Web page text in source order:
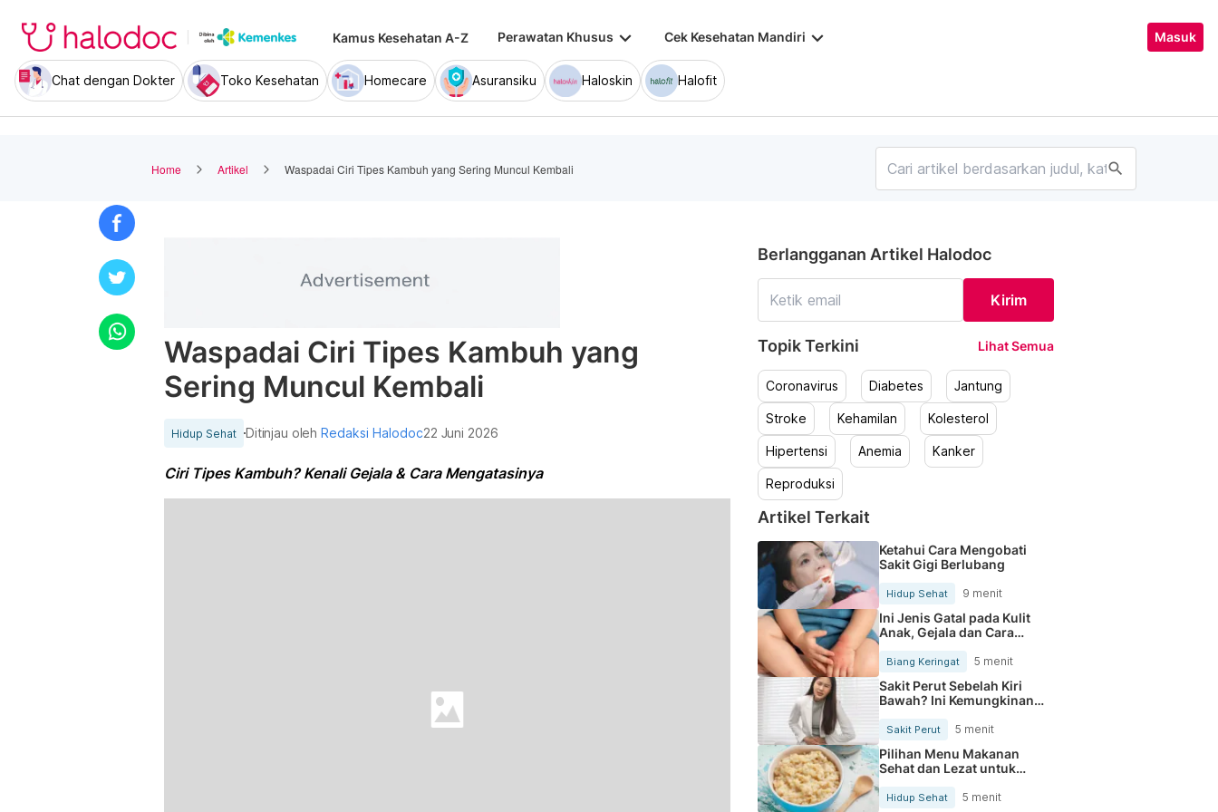
Kamus Kesehatan A-Z Perawatan Khusus keyboard_arrow_down Cek Kesehatan Mandiri keyboard_arrow_down Masuk
Chat dengan Dokter Toko Kesehatan Homecare Asuransiku Haloskin Halofit
Home Artikel Waspadai Ciri Tipes Kambuh yang Sering Muncul Kembali search
Waspadai Ciri Tipes Kambuh yang
Sering Muncul Kembali
Hidup Sehat Ditinjau olehRedaksi Halodoc22 Juni 2026
Ciri Tipes Kambuh? Kenali Gejala & Cara Mengatasinya
Berlangganan Artikel Halodoc
Kirim
Topik Terkini Lihat Semua
Coronavirus Diabetes Jantung
Stroke Kehamilan Kolesterol
Hipertensi Anemia Kanker
Reproduksi
Artikel Terkait
Ketahui Cara Mengobati
Sakit Gigi Berlubang
Hidup Sehat 9 menit
Ini Jenis Gatal pada Kulit
Anak, Gejala dan Cara
Mengobatinya
Biang Keringat 5 menit
Sakit Perut Sebelah Kiri
Bawah? Ini Kemungkinan
Sakit Perut 5 menit
Pilihan Menu Makanan
Sehat dan Lezat untuk
Mengurangi Kolesterol
Hidup Sehat 5 menit